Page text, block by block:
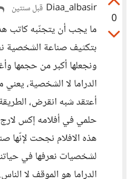
0
Diaa_albasir قبل سنتين
ما يجب أن يتجنّبه كاتب
بتكثيف صناعة الشخصية
ونجعلها أكبر من حجمها
الدراما لا الشخصية، يعني
أعتقد شبه انقرض،
حلمي في أفلامه إكس
هذه الافلام نجحت لإنّها
لشخصيات نعرفها في
الدراما هو الموقف لا الناس.